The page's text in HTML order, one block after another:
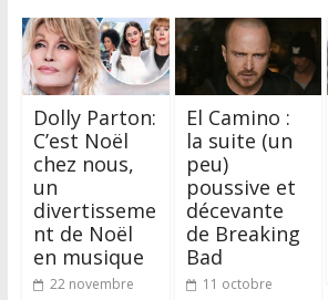
Dolly Parton:
C’est Noël
chez nous,
un
divertisseme
nt de Noël
en musique
22 novembre
El Camino :
la suite (un
peu)
poussive et
décevante
de Breaking
Bad
11 octobre